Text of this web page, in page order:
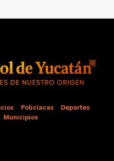
Policíacas
Deportes
Municipios